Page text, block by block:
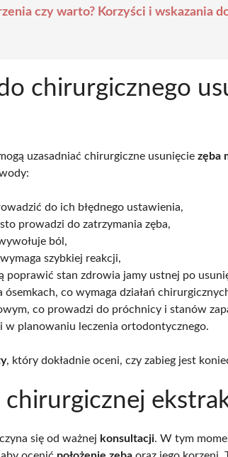
czy warto? Korzyści i wskazania
chirurgicznego
uzasadniać chirurgiczne usunięcie zęba
do ich błędnego ustawienia,
prowadzi do zatrzymania zęba,
ból,
szybkiej reakcji,
poprawić stan zdrowia jamy ustnej po
co wymaga działań
co prowadzi do próchnicy i stanów
w planowaniu leczenia ortodontycznego.
, który dokładnie oceni, czy zabieg jest
się od ważnej konsultacji. W tym